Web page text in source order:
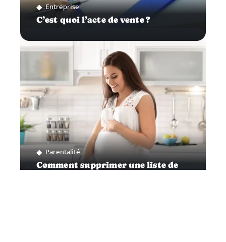
Entreprise
C’est quoi l’acte de vente ?
Parentalité
Comment supprimer une liste de